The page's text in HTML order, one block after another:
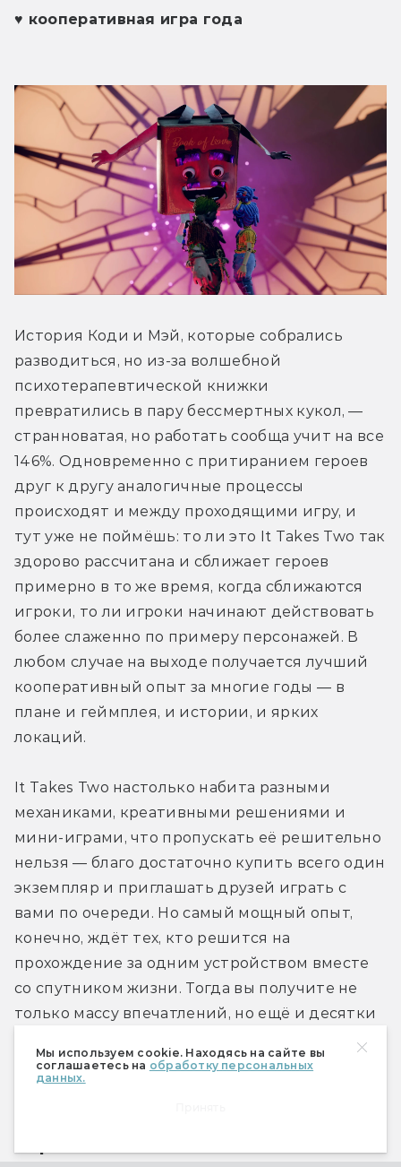
Мы используем cookie. Находясь на сайте вы
соглашаетесь на обработку персональных
данных.
♥ кооперативная игра года
История Коди и Мэй, которые собрались
разводиться, но из-за волшебной
психотерапевтической книжки
превратились в пару бессмертных кукол, —
странноватая, но работать сообща учит на все
146%. Одновременно с притиранием героев
друг к другу аналогичные процессы
происходят и между проходящими игру, и
тут уже не поймёшь: то ли это It Takes Two так
здорово рассчитана и сближает героев
примерно в то же время, когда сближаются
игроки, то ли игроки начинают действовать
более слаженно по примеру персонажей. В
любом случае на выходе получается лучший
кооперативный опыт за многие годы — в
плане и геймплея, и истории, и ярких
локаций.
It Takes Two настолько набита разными
механиками, креативными решениями и
мини-играми, что пропускать её решительно
нельзя — благо достаточно купить всего один
экземпляр и приглашать друзей играть с
вами по очереди. Но самый мощный опыт,
конечно, ждёт тех, кто решится на
прохождение за одним устройством вместе
со спутником жизни. Тогда вы получите не
только массу впечатлений, но ещё и десятки